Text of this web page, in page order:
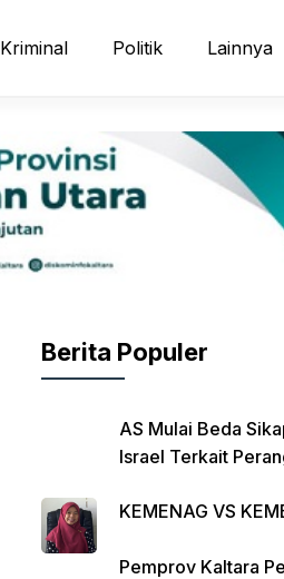
Politik Lainnya
Berita Populer
AS Mulai Beda
Israel Terkait
KEMENAG VS
Pemprov Kaltara